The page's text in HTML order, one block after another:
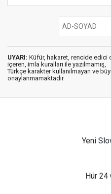
UYARI: Küfür, hakaret, rencide edici
içeren, imla kuralları ile yazılmamış,
Türkçe karakter kullanılmayan ve
onaylanmamaktadır.
Yeni
Hür